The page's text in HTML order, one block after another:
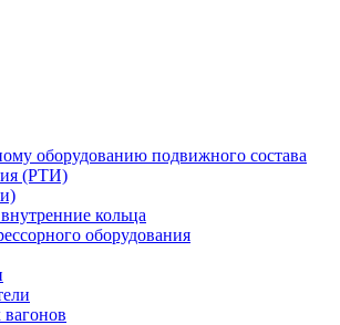
оборудованию подвижного состава
(РТИ)
кольца
оборудования